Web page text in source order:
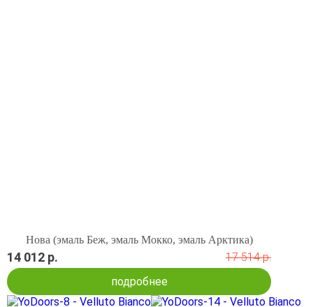
Нова (эмаль Беж, эмаль Мокко, эмаль Арктика)
14 012 р.
17 514 р.
подробнее